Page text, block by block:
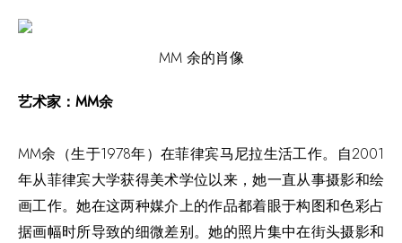
MM 余的肖像
艺术家：MM余
MM余（生于1978年）在菲律宾马尼拉生活工作。自2001
年从菲律宾大学获得美术学位以来，她一直从事摄影和绘
画工作。她在这两种媒介上的作品都着眼于构图和色彩占
据画幅时所导致的细微差别。她的照片集中在街头摄影和